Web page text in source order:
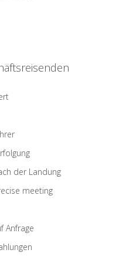
der Landung
meeting
Anfrage